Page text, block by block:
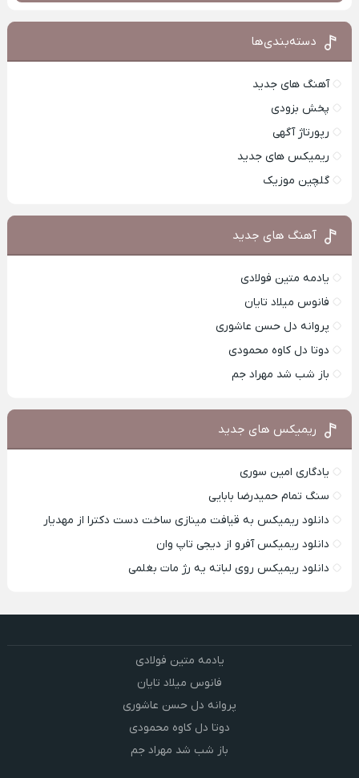
دسته‌بندی‌ها
آهنگ های جدید
پخش بزودی
رپورتاژ آگهی
ریمیکس های جدید
گلچین موزیک
آهنگ های جدید
یادمه متین فولادی
فانوس میلاد تایان
پروانه دل حسن عاشوری
دوتا دل کاوه محمودی
باز شب شد مهراد جم
ریمیکس های جدید
یادگاری امین سوری
سنگ تمام حمیدرضا بابایی
دانلود ریمیکس به قیافت مینازی ساخت دست دکترا از مهدیار
دانلود ریمیکس آفرو از ديجی تاپ وان
دانلود ریمیکس روی لباته یه رژ مات بغلمی
یادمه متین فولادی
فانوس میلاد تایان
پروانه دل حسن عاشوری
دوتا دل کاوه محمودی
باز شب شد مهراد جم